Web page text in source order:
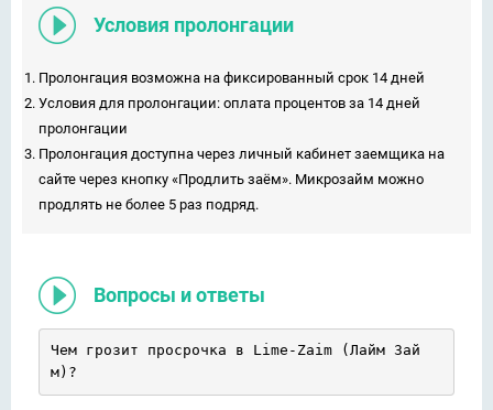
Условия пролонгации
Пролонгация возможна на фиксированный срок 14 дней
Условия для пролонгации: оплата процентов за 14 дней
пролонгации
Пролонгация доступна через личный кабинет заемщика на
сайте через кнопку «Продлить заём». Микрозайм можно
продлять не более 5 раз подряд.
Вопросы и ответы
Чем грозит просрочка в Lime-Zaim (Лайм Зай
м)?